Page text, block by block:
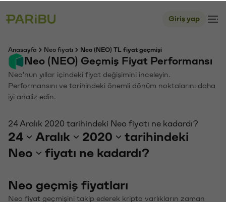
Giriş yap
Anasayfa Neo fiyatı Neo (NEO) TL fiyat geçmişi
Neo (NEO) Geçmiş Fiyat Performansı
Neo'nun yıllar içindeki fiyat değişimini inceleyin.
Performansını ve tarihindeki önemli dönüm noktalarını daha
iyi analiz edin.
24 Aralık 2020 tarihindeki Neo fiyatı ne kadardı?
24 Aralık 2020
tarihindeki
Neo
fiyatı ne kadardı?
Neo geçmiş fiyatları
Neo fiyat geçmişini takip ederek kripto varlıkların zaman